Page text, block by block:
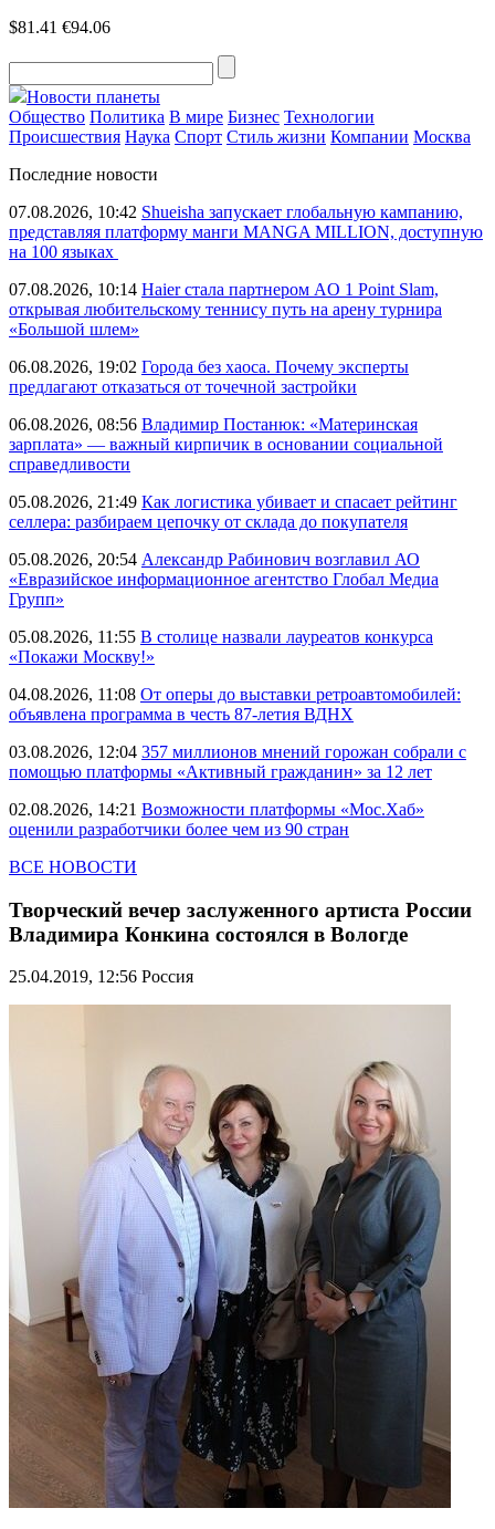
$81.41 €94.06
Новости планеты
Общество Политика В мире Бизнес Технологии
Происшествия Наука Спорт Стиль жизни Компании Москва
Последние новости
07.08.2026, 10:42 Shueisha запускает глобальную кампанию,
представляя платформу манги MANGA MILLION, доступную
на 100 языках
07.08.2026, 10:14 Haier стала партнером AO 1 Point Slam,
открывая любительскому теннису путь на арену турнира
«Большой шлем»
06.08.2026, 19:02 Города без хаоса. Почему эксперты
предлагают отказаться от точечной застройки
06.08.2026, 08:56 Владимир Постанюк: «Материнская
зарплата» — важный кирпичик в основании социальной
справедливости
05.08.2026, 21:49 Как логистика убивает и спасает рейтинг
селлера: разбираем цепочку от склада до покупателя
05.08.2026, 20:54 Александр Рабинович возглавил АО
«Евразийское информационное агентство Глобал Медиа
Групп»
05.08.2026, 11:55 В столице назвали лауреатов конкурса
«Покажи Москву!»
04.08.2026, 11:08 От оперы до выставки ретроавтомобилей:
объявлена программа в честь 87-летия ВДНХ
03.08.2026, 12:04 357 миллионов мнений горожан собрали с
помощью платформы «Активный гражданин» за 12 лет
02.08.2026, 14:21 Возможности платформы «Мос.Хаб»
оценили разработчики более чем из 90 стран
ВСЕ НОВОСТИ
Творческий вечер заслуженного артиста России
Владимира Конкина состоялся в Вологде
25.04.2019, 12:56 Россия